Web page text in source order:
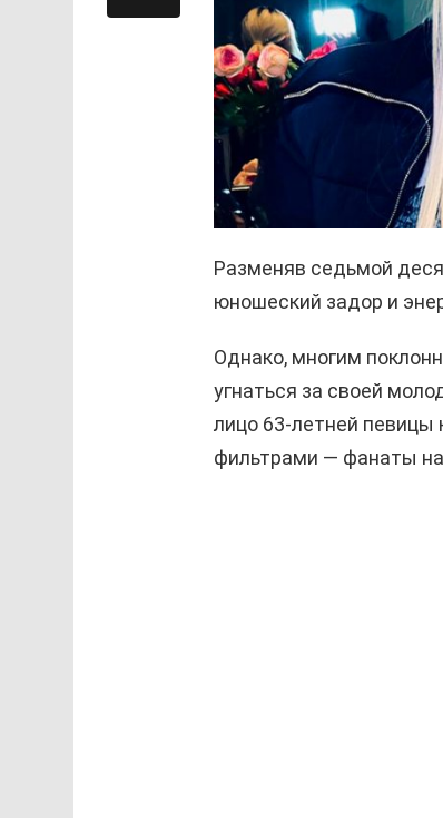
Разменяв седьмой
юношеский задор и
Однако, многим
угнаться за своей
лицо 63-летней
фильтрами — фанаты